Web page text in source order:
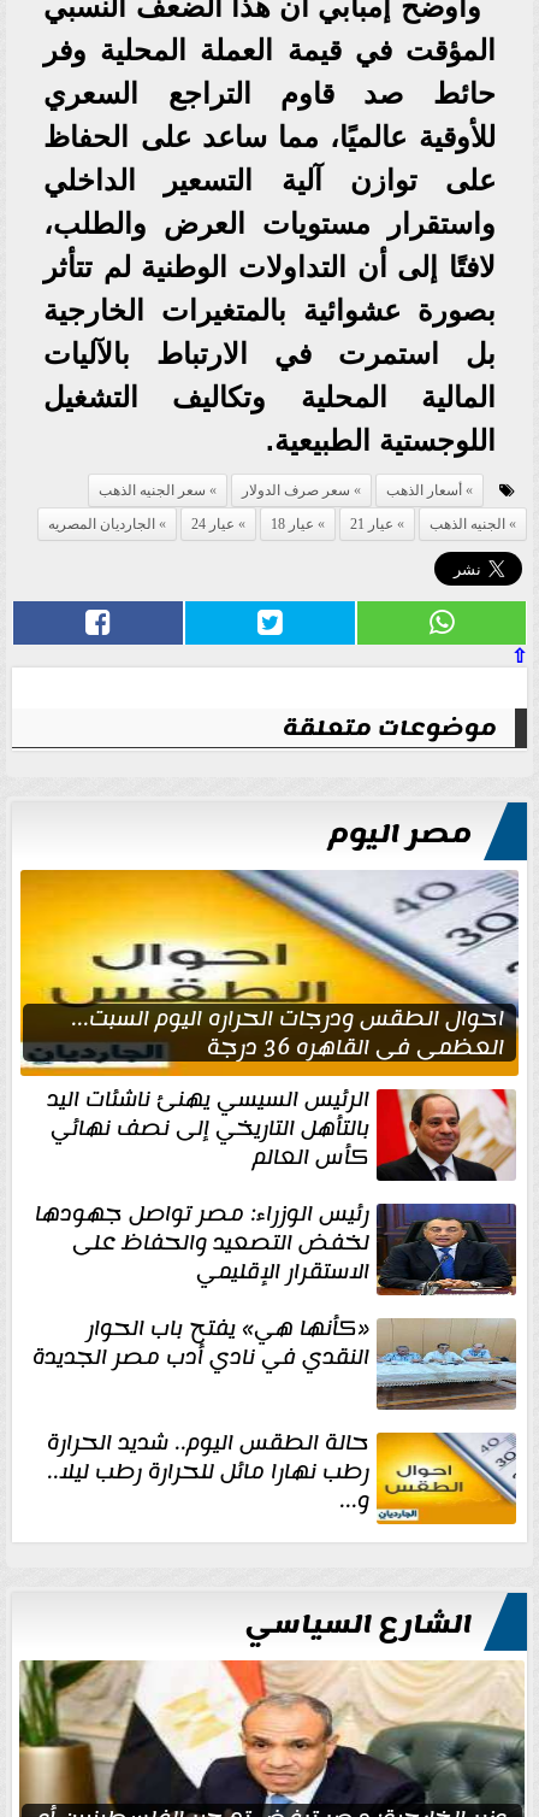
وأوضح إمبابي أن هذا الضعف النسبي
المؤقت في قيمة العملة المحلية وفر
حائط صد قاوم التراجع السعري
للأوقية عالميًا، مما ساعد على الحفاظ
على توازن آلية التسعير الداخلي
واستقرار مستويات العرض والطلب،
لافتًا إلى أن التداولات الوطنية لم تتأثر
بصورة عشوائية بالمتغيرات الخارجية
بل استمرت في الارتباط بالآليات
المالية المحلية وتكاليف التشغيل
اللوجستية الطبيعية.
أسعار الذهب سعر صرف الدولار
سعر الجنيه الذهب
الجنيه الذهب
عيار 21 عيار 18 عيار 24 الجارديان المصريه
⇧
موضوعات متعلقة
مصر اليوم
احوال الطقس ودرجات الحراره اليوم السبت...
العظمى في القاهره 36 درجة
الرئيس السيسي يهنئ ناشئات اليد
بالتأهل التاريخي إلى نصف نهائي
كأس العالم
رئيس الوزراء: مصر تواصل جهودها
لخفض التصعيد والحفاظ على
الاستقرار الإقليمي
«كأنها هي» يفتح باب الحوار
النقدي في نادي أدب مصر الجديدة
حالة الطقس اليوم.. شديد الحرارة
رطب نهارا مائل للحرارة رطب ليلا..
و...
الشارع السياسي